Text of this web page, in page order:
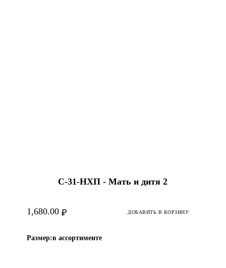
С-31-HХП - Мать и дитя 2
₽
1,680.00 ДОБАВИТЬ В КОРЗИНУ
Размер:в ассортименте